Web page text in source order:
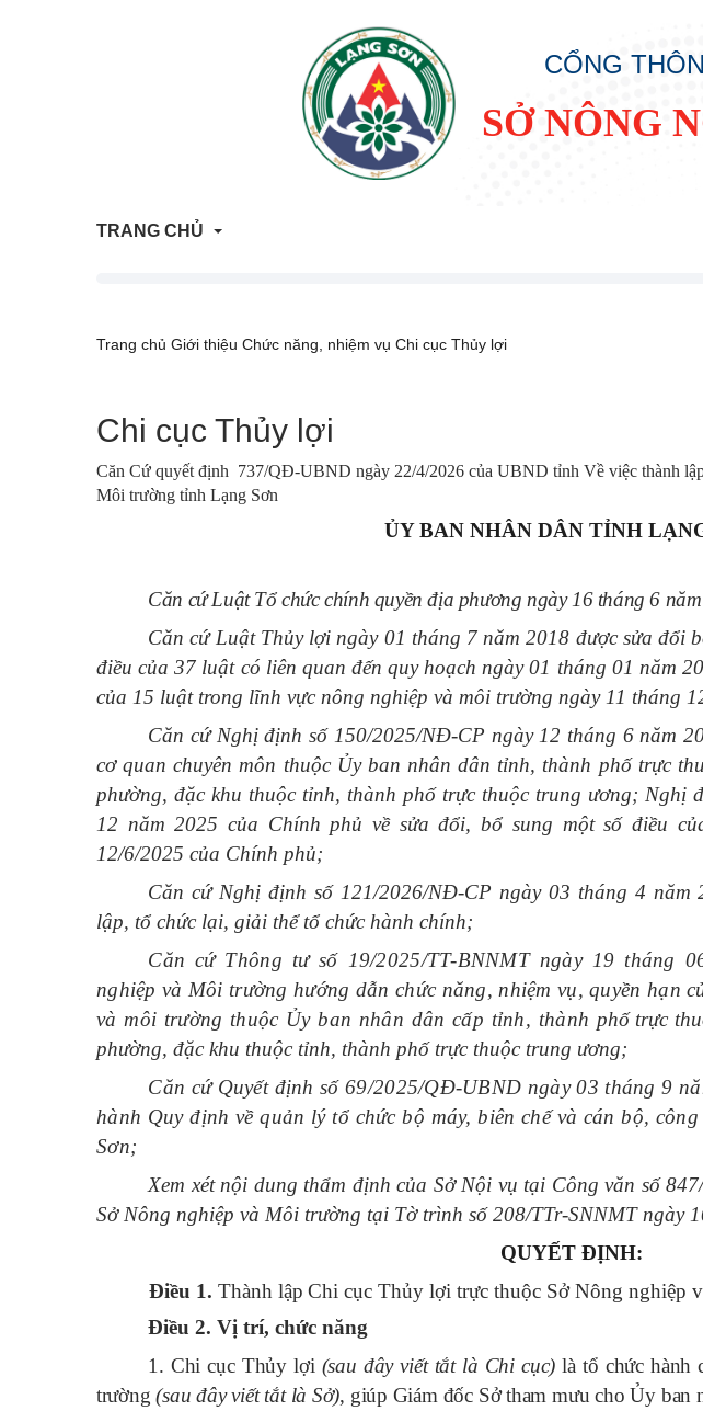
CỔNG
SỞ NÔNG
TRANG CHỦ
Trả lời vướng mắc người dân, doanh nghiệp
Trang tham vấn đánh giá tác động môi trường
Ngày Sáng tạo và Đổi mới sáng tạo thế giới (21/4) và Ngày Sở hữu trí tuệ thế giới
Luật Đất đai năm 2024Văn bản pháp quy
Danh sách tự công bố sản phẩm
Thông báo hoạt động sản xuất kinh doanh
Kỷ niệm 80 năm Ngày truyền thống Ngành Nông nghiệp và Môi trường
ocop tỉnh lạng sơn
Trang chủ Giới thiệu Chức năng, nhiệm vụ Chi cục Thủy lợi
Chi cục Thủy lợi
Căn Cứ quyết định 737/QĐ-UBND ngày 22/4/2026 của UBND tỉnh Về việc thành
Môi trường tỉnh Lạng Sơn
ỦY BAN NHÂN DÂN TỈNH
Căn cứ Luật Tổ chức chính quyền địa phương ngày 16 tháng 6
Căn cứ Luật Thủy lợi ngày 01 tháng 7 năm 2018 được sửa đổi
điều của 37 luật có liên quan đến quy hoạch ngày 01 tháng 01 năm
của 15 luật trong lĩnh vực nông nghiệp và môi trường ngày 11 tháng
Căn cứ Nghị định số 150/2025/NĐ-CP ngày 12 tháng 6 năm
cơ quan chuyên môn thuộc Ủy ban nhân dân tỉnh, thành phố trực
phường, đặc khu thuộc tỉnh, thành phố trực thuộc trung ương; Nghị
12 năm 2025 của Chính phủ về sửa đổi, bổ sung một số điều
12/6/2025 của Chính phủ;
Căn cứ Nghị định số 121/2026/NĐ-CP ngày 03 tháng 4 năm
lập, tổ chức lại, giải thể tổ chức hành chính;
Căn cứ Thông tư số 19/2025/TT-BNNMT ngày 19 tháng
nghiệp và Môi trường hướng dẫn chức năng, nhiệm vụ, quyền hạn
và môi trường thuộc Ủy ban nhân dân cấp tỉnh, thành phố trực
phường, đặc khu thuộc tỉnh, thành phố trực thuộc trung ương;
Căn cứ Quyết định số 69/2025/QĐ-UBND ngày 03 tháng 9
hành Quy định về quản lý tổ chức bộ máy, biên chế và cán bộ,
Sơn;
Xem xét nội dung thẩm định của Sở Nội vụ tại Công văn số
Sở Nông nghiệp và Môi trường tại Tờ trình số 208/TTr-SNNMT ngày
QUYẾT ĐỊNH:
Điều 1. Thành lập Chi cục Thủy lợi trực thuộc Sở Nông nghiệp
Điều2. Vị trí,chức năng
1. Chi cục Thủy lợi (sau đây viết tắt là Chi cục) là tổ chức hành
trường(sau đây viết tắt là Sở), giúp Giám đốc Sở tham mưu cho Ủy ban